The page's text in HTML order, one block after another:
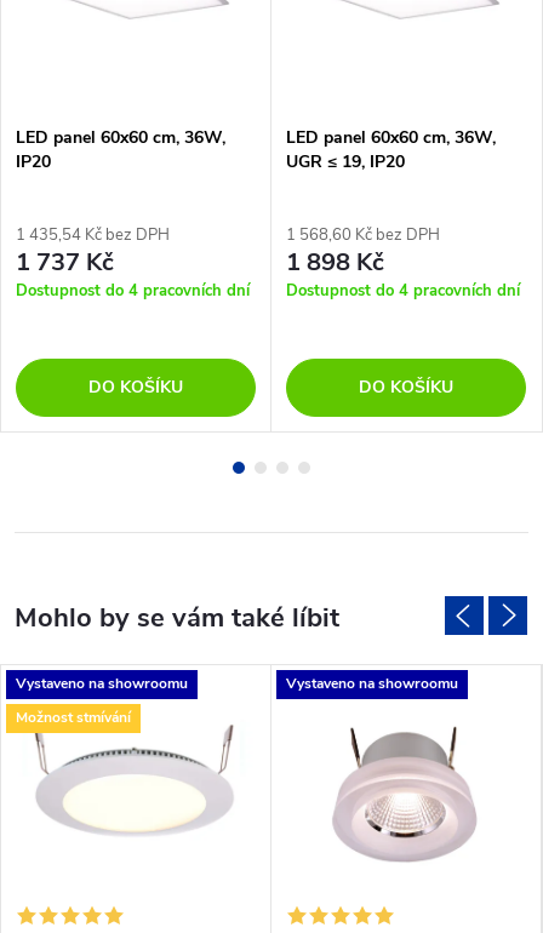
LED panel 60x60 cm, 36W,
IP20
1 435,54 Kč bez DPH
1 737 Kč
Dostupnost do 4 pracovních dní
DO KOŠÍKU
LED panel 60x60 cm, 36W,
UGR ≤ 19, IP20
1 568,60 Kč bez DPH
1 898 Kč
Dostupnost do 4 pracovních dní
DO KOŠÍKU
Vystaveno na showroomu
Možnost stmívání
Vystaveno na showroomu